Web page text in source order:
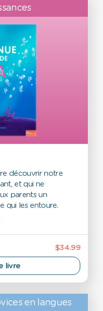
découvrir notre
et qui ne
parents un
qui les entoure.
$34.99
livre
en langues